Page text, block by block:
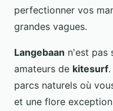
perfectionner vos
grandes vagues.
Langebaan n'est pas
amateurs de kitesurf
parcs naturels où
et une flore